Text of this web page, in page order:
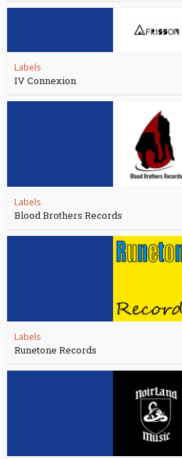
Labels
IV Connexion
Labels
Blood Brothers Records
Labels
Runetone Records